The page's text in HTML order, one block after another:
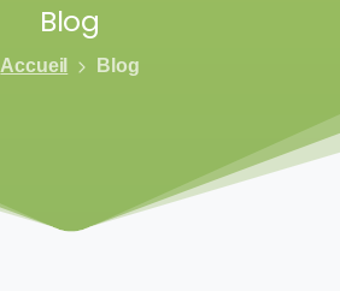
Blog
Accueil Blog